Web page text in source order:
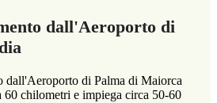
dall'Aeroporto di
dall'Aeroporto di Palma di Maiorca
60 chilometri e impiega circa 50-60